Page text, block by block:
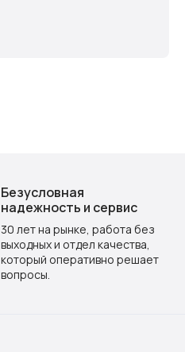
Безусловная
надежность и сервис
30 лет на рынке, работа без
выходных и отдел качества,
который оперативно решает
вопросы.